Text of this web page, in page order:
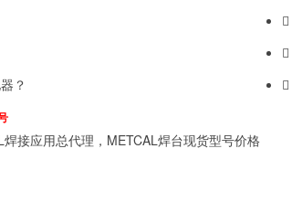
？
接应用总代理，METCAL焊台现货型号价格